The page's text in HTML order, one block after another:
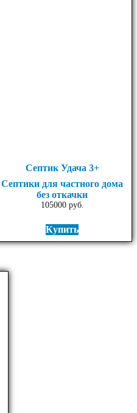
Септик Удача 3+
Септики для частного дома
без откачки
105000руб.
Купить